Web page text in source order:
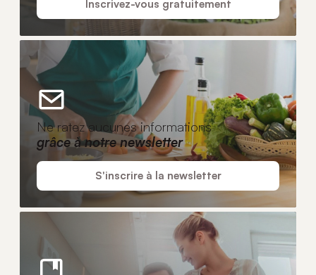
Inscrivez-vous gratuitement
Ne ratez aucunes informations
grâce à notre newsletter
S'inscrire à la newsletter